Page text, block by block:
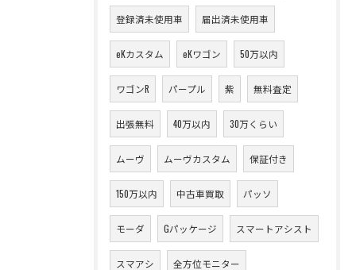
登録済未使用車 届出済未使用車
eKカスタム eKワゴン 50万以内
ワゴンR パープル 紫 無料査定
出張無料 40万以内 30万くらい
ムーヴ ムーヴカスタム 保証付き
150万以内 中古車買取 パッソ
モーダ Gパッケージ スマートアシスト
スマアシ 全方位モニター